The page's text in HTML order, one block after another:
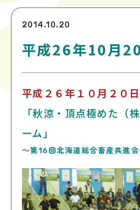
2014.10.20
平成26年10月
平成２６年１０月２０日
「秋涼・頂点極めた（
ーム」
～第16回北海道総合畜産共進会